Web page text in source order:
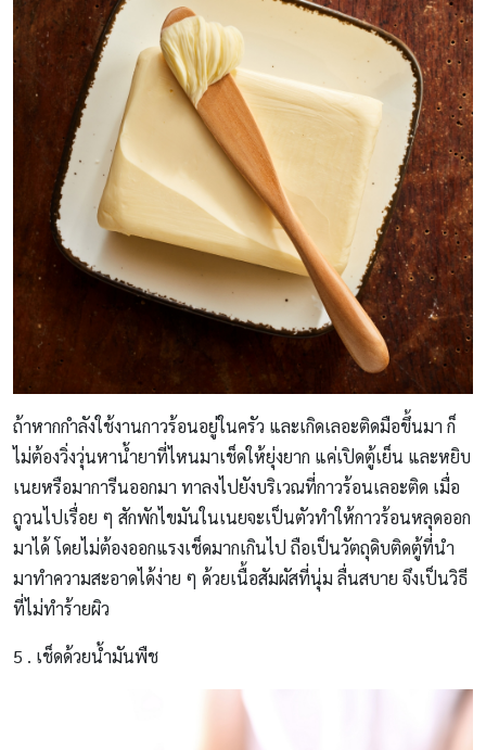
ถ้าหากกำลังใช้งานกาวร้อนอยู่ในครัว และเกิดเลอะติดมือขึ้นมา ก็
ไม่ต้องวิ่งวุ่นหาน้ำยาที่ไหนมาเช็ดให้ยุ่งยาก แค่เปิดตู้เย็น และหยิบ
เนยหรือมาการีนออกมา ทาลงไปยังบริเวณที่กาวร้อนเลอะติด เมื่อ
ถูวนไปเรื่อย ๆ สักพักไขมันในเนยจะเป็นตัวทำให้กาวร้อนหลุดออก
มาได้ โดยไม่ต้องออกแรงเช็ดมากเกินไป ถือเป็นวัตถุดิบติดตู้ที่นำ
มาทำความสะอาดได้ง่าย ๆ ด้วยเนื้อสัมผัสที่นุ่ม ลื่นสบาย จึงเป็นวิธี
ที่ไม่ทำร้ายผิว
5 . เช็ดด้วยน้ำมันพืช